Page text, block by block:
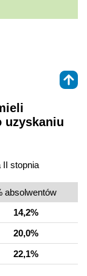
uzyskaniu
II stopnia
absolwentów
14,2%
20,0%
22,1%